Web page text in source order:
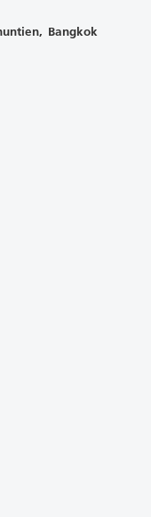
Bangkok